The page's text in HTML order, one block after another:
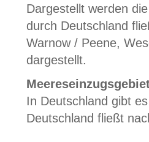
Dargestellt werden
durch Deutschland
Warnow / Peene,
dargestellt.
In Deutschland gibt
Deutschland fließt